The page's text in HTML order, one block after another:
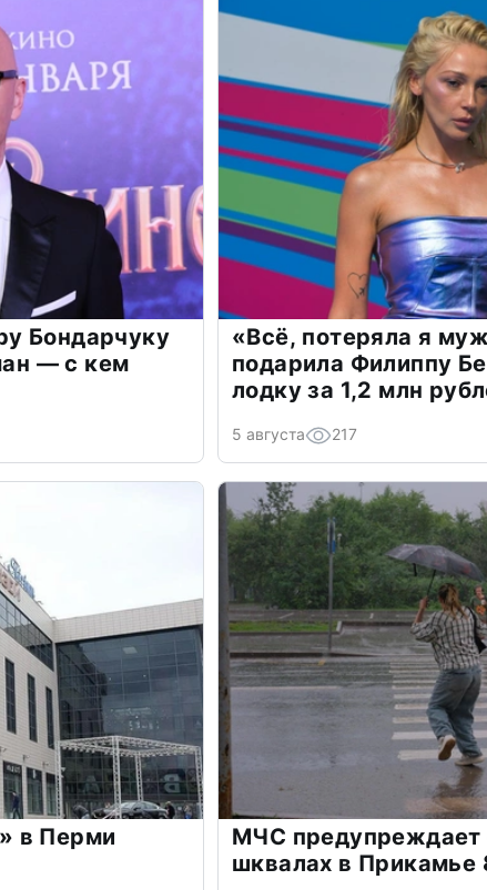
Бондарчуку
— с кем
«Всё, потеряла я
подарила Филиппу
лодку за 1,2 млн
5 августа 217
в Перми
МЧС предупреждает
шквалах в Прикамье